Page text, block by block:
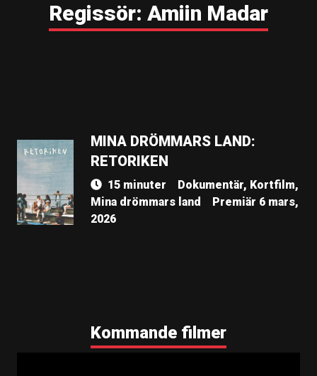
Regissör: Amiin Madar
MINA DRÖMMARS LAND:
RETORIKEN
15 minuter
Dokumentär, Kortfilm,
Mina drömmars land
Premiär 6 mars,
2026
Kommande filmer